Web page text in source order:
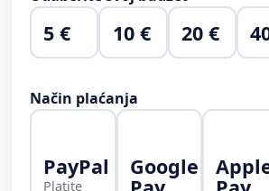
5 € 10 € 20 €
Način plaćanja
PayPal
Platite
Google